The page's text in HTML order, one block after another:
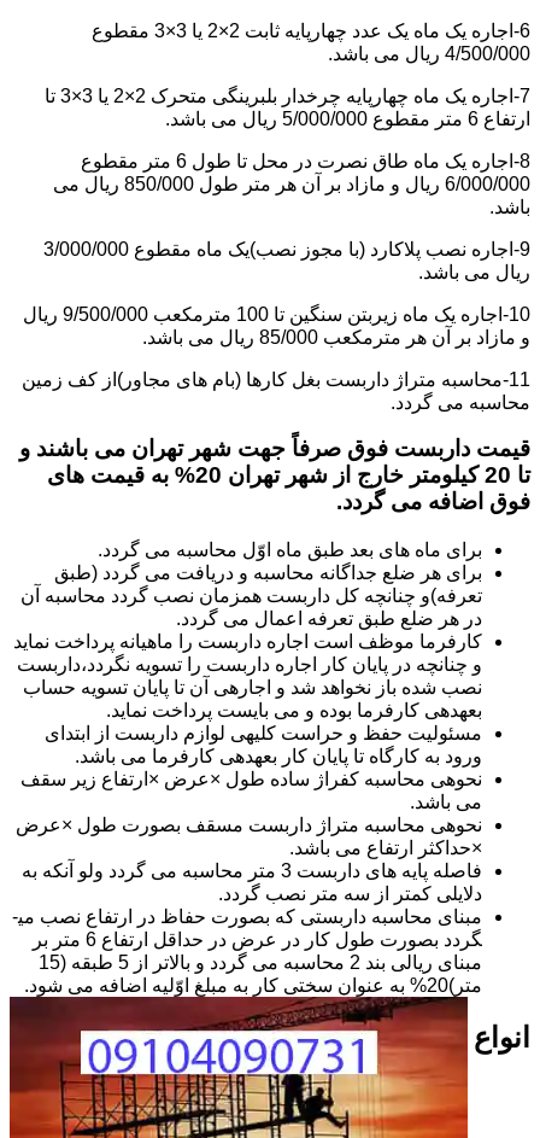
6-اجاره یک ماه یک عدد چهارپایه ثابت 2×2 یا 3×3 مقطوع
4/500/000 ریال می باشد.
7-اجاره یک ماه چهارپایه چرخدار بلبرینگی متحرک 2×2 یا 3×3 تا
ارتفاع 6 متر مقطوع 5/000/000 ریال می باشد.
8-اجاره یک ماه طاق نصرت در محل تا طول 6 متر مقطوع
6/000/000 ریال و مازاد بر آن هر متر طول 850/000 ریال می
باشد.
9-اجاره نصب پلاکارد (با مجوز نصب)یک ماه مقطوع 3/000/000
ریال می باشد.
10-اجاره یک ماه زیربتن سنگین تا 100 مترمکعب 9/500/000 ریال
و مازاد بر آن هر مترمکعب 85/000 ریال می باشد.
11-محاسبه متراژ داربست بغل کارها (بام های مجاور)از کف زمین
محاسبه می گردد.
قیمت داربست فوق صرفاً جهت شهر تهران می باشند و
تا 20 کیلومتر خارج از شهر تهران 20% به قیمت های
فوق اضافه می گردد.
برای ماه های بعد طبق ماه اوّل محاسبه می گردد.
برای هر ضلع جداگانه محاسبه و دریافت می گردد (طبق
تعرفه)و چنانچه کل داربست همزمان نصب گردد محاسبه آن
در هر ضلع طبق تعرفه اعمال می گردد.
کارفرما موظف است اجاره داربست را ماهیانه پرداخت نماید
و چنانچه در پایان کار اجاره داربست را تسویه نگردد،داربست
نصب شده باز نخواهد شد و اجاره­ی آن تا پایان تسویه حساب
بعهده­ی کارفرما بوده و می بایست پرداخت نماید.
مسئولیت حفظ و حراست کلیه­ی لوازم داربست از ابتدای
ورود به کارگاه تا پایان کار بعهده­ی کارفرما می باشد.
نحوه­ی محاسبه کفراژ ساده طول ×عرض ×ارتفاع زیر سقف
می باشد.
نحوه­ی محاسبه متراژ داربست مسقف بصورت طول ×عرض
×حداکثر ارتفاع می باشد.
فاصله پایه های داربست 3 متر محاسبه می گردد ولو آنکه به
دلایلی کمتر از سه متر نصب گردد.
مبنای محاسبه داربستی که بصورت حفاظ در ارتفاع نصب می­
گردد بصورت طول کار در عرض در حداقل ارتفاع 6 متر بر
مبنای ریالی بند 2 محاسبه می گردد و بالاتر از 5 طبقه (15
متر)20% به عنوان سختی کار به مبلغ اوّلیه اضافه می شود.
انواع